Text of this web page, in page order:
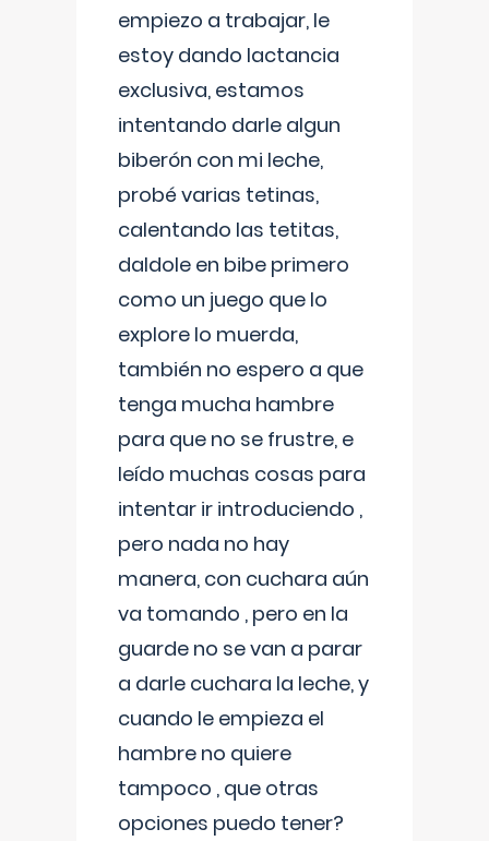
empiezo a trabajar, le
estoy dando lactancia
exclusiva, estamos
intentando darle algun
biberón con mi leche,
probé varias tetinas,
calentando las tetitas,
daldole en bibe primero
como un juego que lo
explore lo muerda,
también no espero a que
tenga mucha hambre
para que no se frustre, e
leído muchas cosas para
intentar ir introduciendo ,
pero nada no hay
manera, con cuchara aún
va tomando , pero en la
guarde no se van a parar
a darle cuchara la leche, y
cuando le empieza el
hambre no quiere
tampoco , que otras
opciones puedo tener?